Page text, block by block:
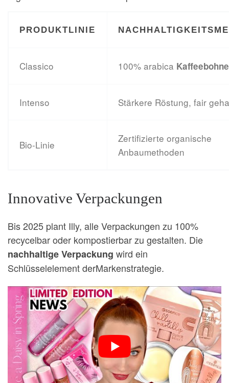
PRODUKTLINIE
Classico 100% arabica
Intenso Stärkere Röstung, fair
Bio-Linie
Zertifizierte organische
Anbaumethoden
Innovative Verpackungen
Bis 2025 plant Illy, alle Verpackungen zu 100%
recycelbar oder kompostierbar zu gestalten. Die
nachhaltige Verpackung wird ein
Schlüsselelement derMarkenstrategie.